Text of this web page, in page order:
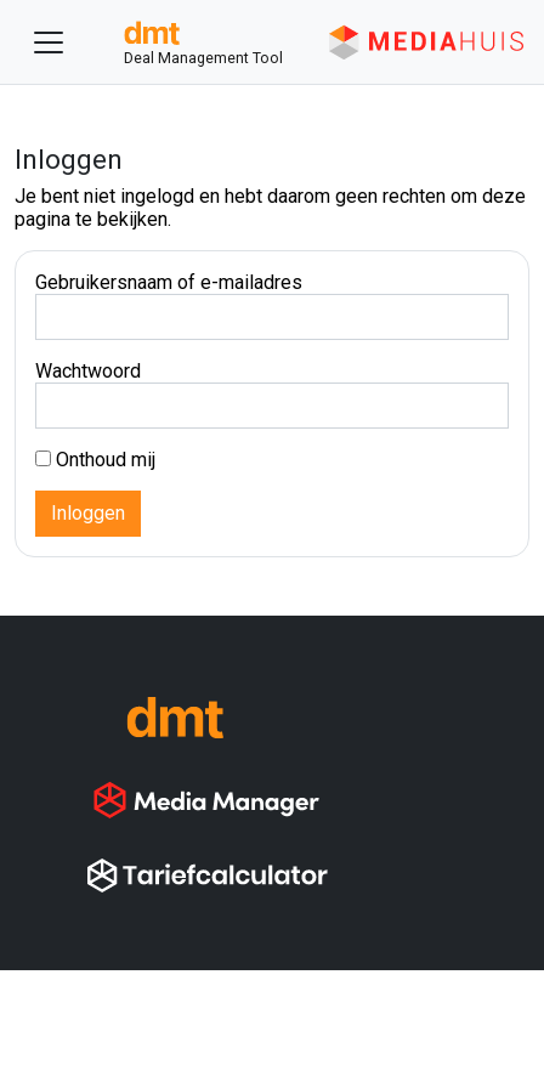
Deal Management Tool
Inloggen
Je bent niet ingelogd en hebt daarom geen rechten om deze
pagina te bekijken.
Gebruikersnaam of e-mailadres
Wachtwoord
Onthoud mij